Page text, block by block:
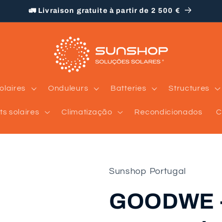
🚛 Livraison gratuite à partir de 2 500 €
Onduleurs Batteries Structures
solaires Climatização Recondicionados
Sunshop Portugal